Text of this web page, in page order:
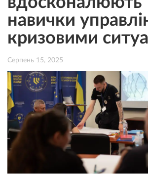
навички
кризовими
Серпень 15, 2025